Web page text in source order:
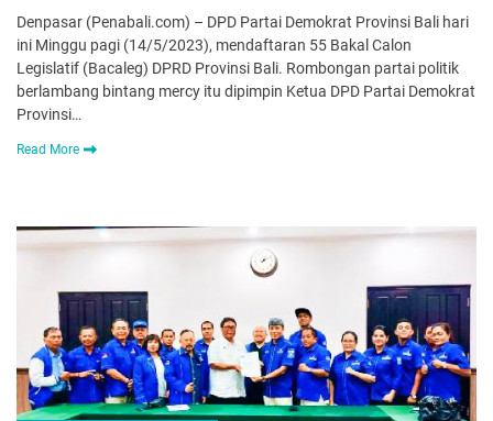
Denpasar (Penabali.com) – DPD Partai Demokrat Provinsi Bali hari
ini Minggu pagi (14/5/2023), mendaftaran 55 Bakal Calon
Legislatif (Bacaleg) DPRD Provinsi Bali. Rombongan partai politik
berlambang bintang mercy itu dipimpin Ketua DPD Partai Demokrat
Provinsi…
Read More